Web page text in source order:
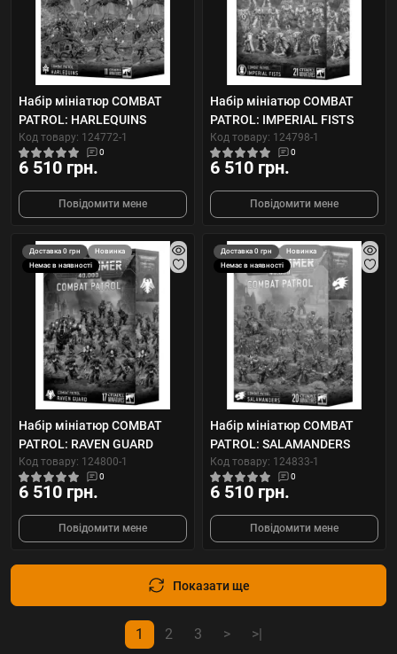
Набір мініатюр COMBAT
PATROL: HARLEQUINS
Код товару: 124772-1
0
6 510 грн.
Повідомити мене
Набір мініатюр COMBAT
PATROL: IMPERIAL FISTS
Код товару: 124798-1
0
6 510 грн.
Повідомити мене
Доставка 0 грн
Новинка
Немає в наявності
Набір мініатюр COMBAT
PATROL: RAVEN GUARD
Код товару: 124800-1
0
6 510 грн.
Повідомити мене
Доставка 0 грн
Новинка
Немає в наявності
Набір мініатюр COMBAT
PATROL: SALAMANDERS
Код товару: 124833-1
0
6 510 грн.
Повідомити мене
Показати ще
1 2 3 > >|